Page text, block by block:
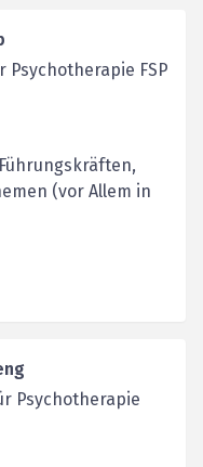
Psychotherapie FSP
(vor Allem in
Psychotherapie